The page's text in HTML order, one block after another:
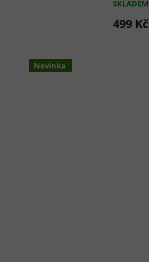
SKLADEM
499 Kč
Novinka